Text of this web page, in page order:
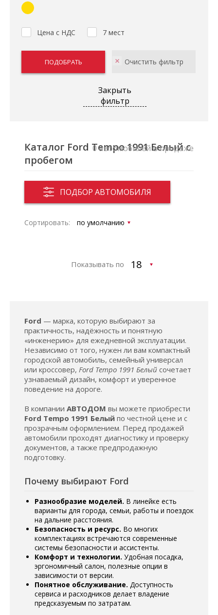
Цена с НДС 7 мест
Закрыть
фильтр
Каталог Ford Tempo 1991 Белый с
пробегом
ПОДБОР АВТОМОБИЛЯ
0 автомобилей в продаже
Сортировать:
Показывать по
Ford — марка, которую выбирают за
практичность, надёжность и понятную
«инженерию» для ежедневной эксплуатации.
Независимо от того, нужен ли вам компактный
городской автомобиль, семейный универсал
или кроссовер, Ford Tempo 1991 Белый сочетает
узнаваемый дизайн, комфорт и уверенное
поведение на дороге.
В компании АВТОДОМ вы можете приобрести
Ford Tempo 1991 Белый по честной цене и с
прозрачным оформлением. Перед продажей
автомобили проходят диагностику и проверку
документов, а также предпродажную
подготовку.
Почему выбирают Ford
Разнообразие моделей. В линейке есть
варианты для города, семьи, работы и поездок
на дальние расстояния.
Безопасность и ресурс. Во многих
комплектациях встречаются современные
системы безопасности и ассистенты.
Комфорт и технологии. Удобная посадка,
эргономичный салон, полезные опции в
зависимости от версии.
Понятное обслуживание. Доступность
сервиса и расходников делает владение
предсказуемым по затратам.